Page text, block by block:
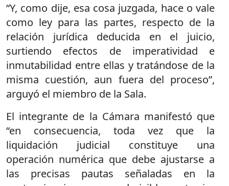
“Y, como dije, esa cosa juzgada, hace o vale
como ley para las partes, respecto de la
relación jurídica deducida en el juicio,
surtiendo efectos de imperatividad e
inmutabilidad entre ellas y tratándose de la
misma cuestión, aun fuera del proceso”,
arguyó el miembro de la Sala.
El integrante de la Cámara manifestó que
“en consecuencia, toda vez que la
liquidación judicial constituye una
operación numérica que debe ajustarse a
las precisas pautas señaladas en la